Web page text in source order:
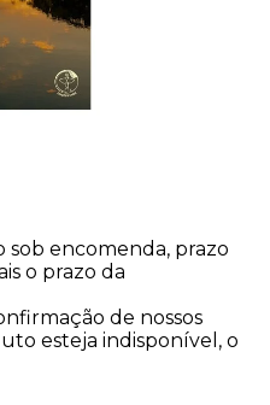
sob encomenda, prazo
o prazo da
de nossos
esteja indisponível, o